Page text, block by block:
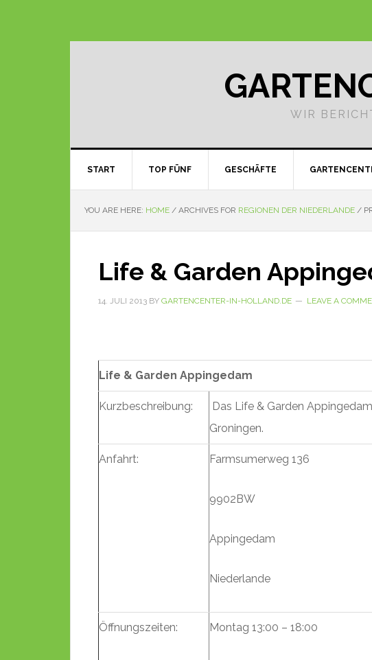
WIR
START TOP FÜNF GESCHÄFTE
YOU ARE HERE: HOME / ARCHIVES FOR REGIONEN DER NIEDERLANDE /
Life & Garden
14. JULI 2013 BY GARTENCENTER-IN-HOLLAND.DE LEAVE A
Life & Garden Appingedam
Kurzbeschreibung:
Das Life & Garden
Groningen.
Anfahrt: Farmsumerweg 136
9902BW
Appingedam
Niederlande
Öffnungszeiten: Montag 13:00 – 18:00